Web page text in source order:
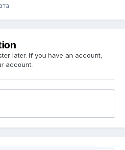
later. If you have an account,
account.